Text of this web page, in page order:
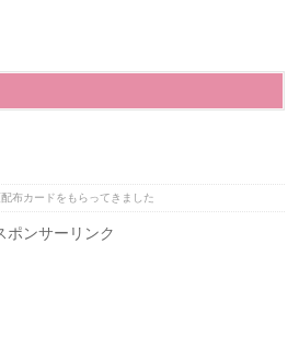
布カードをもらってきました
ポンサーリンク